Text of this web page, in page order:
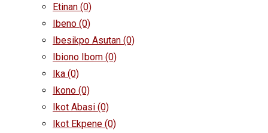
Etinan (0)
Ibeno (0)
Ibesikpo Asutan (0)
Ibiono Ibom (0)
Ika (0)
Ikono (0)
Ikot Abasi (0)
Ikot Ekpene (0)